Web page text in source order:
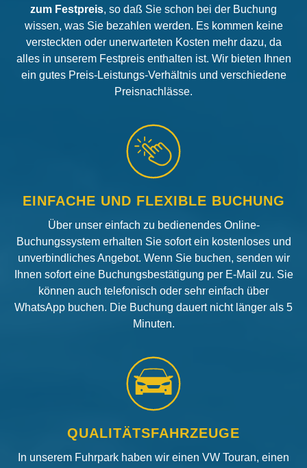
zum Festpreis, so daß Sie schon bei der Buchung
wissen, was Sie bezahlen werden. Es kommen keine
versteckten oder unerwarteten Kosten mehr dazu, da
alles in unserem Festpreis enthalten ist. Wir bieten Ihnen
ein gutes Preis-Leistungs-Verhältnis und verschiedene
Preisnachlässe.
EINFACHE UND FLEXIBLE BUCHUNG
Über unser einfach zu bedienendes Online-
Buchungssystem erhalten Sie sofort ein kostenloses und
unverbindliches Angebot. Wenn Sie buchen, senden wir
Ihnen sofort eine Buchungsbestätigung per E-Mail zu. Sie
können auch telefonisch oder sehr einfach über
WhatsApp buchen. Die Buchung dauert nicht länger als 5
Minuten.
QUALITÄTSFAHRZEUGE
In unserem Fuhrpark haben wir einen VW Touran, einen